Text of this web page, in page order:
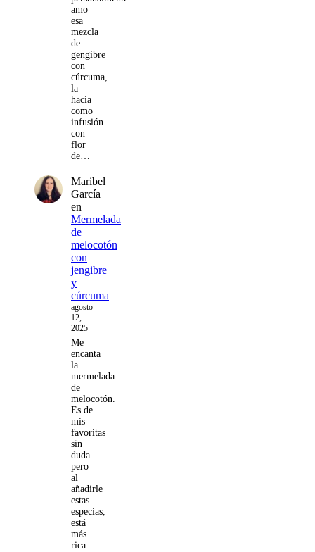
amo
esa
mezcla
de
gengibre
con
cúrcuma,
la
hacía
como
infusión
con
flor
de…
Maribel
García
en
Mermelada
de
melocotón
con
jengibre
y
cúrcuma
agosto
12,
2025
Me
encanta
la
mermelada
de
melocotón.
Es de
mis
favoritas
sin
duda
pero
al
añadirle
estas
especias,
está
más
rica…